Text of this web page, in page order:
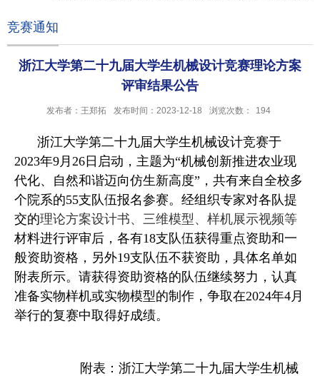
竞赛通知
浙江大学第二十九届大学生机械设计竞赛理论方案
评审结果公告
发布者：王郑拓 发布时间：2023-12-18 浏览次数： 194
浙江大学第二十九届大学生机械设计竞赛于
2023年9月 26 日启动，主题为“机械创新推进农业现
代化、自然和谐迈向仿生新高度”，共有来自全校多
个院系的55支队伍报名参赛。经组织专家对各队提
交的理论方案设计书、三维模型、样机展示视频等
材料进行评审后，各有18支队伍获得重点资助和一
般资助资格，另外19支队伍不获资助，具体名单如
附表所示。请获得资助资格的队伍继续努力，认真
准备实物样机或实物模型的制作，争取在2024年4月
举行的复赛中取得好成绩。
附表：浙江大学第二十九届大学生机械